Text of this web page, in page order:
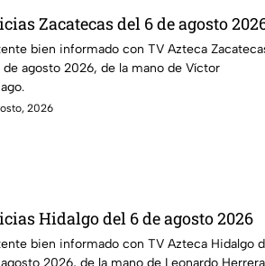
Zacatecas del 6 de agosto
bien informado con TV Azteca
de agosto 2026, de la mano de Víctor
2026
Hidalgo del 6 de agosto 2026
bien informado con TV Azteca Hidalgo